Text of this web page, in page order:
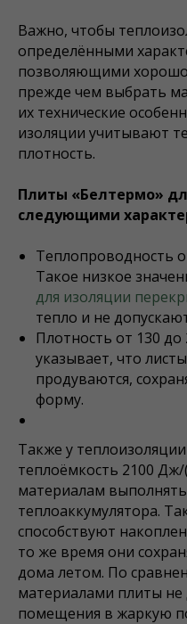
Важно, чтобы
определёнными
позволяющими
прежде чем выбрать
их технические
изоляции учитывают
плотность.
Плиты «Белтермо»
следующими
Теплопроводность
Такое низкое
для изоляции
тепло и не
Плотность от 130 до
указывает, что
продуваются,
форму.
Также у
теплоёмкость 2100 Дж/
материалам
теплоаккумулятора.
способствуют
то же время они
дома летом. По
материалами плиты не
помещения в жаркую